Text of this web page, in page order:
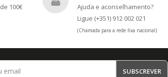
100€
Ajuda e aconselhamento?
Ligue (+351) 912 002 021
(Chamada para a rede fixa nacional)
SUBSCREVER